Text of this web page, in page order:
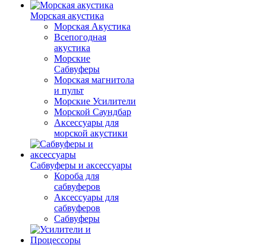
Морская акустика
Морская Акустика
Всепогодная
акустика
Морские
Сабвуферы
Морская магнитола
и пульт
Морские Усилители
Морской Cаундбар
Аксессуары для
морской акустики
Сабвуферы и аксессуары
Короба для
сабвуферов
Аксессуары для
сабвуферов
Сабвуферы